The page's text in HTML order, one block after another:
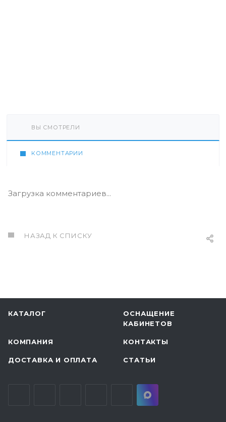
ВЫ СМОТРЕЛИ
КОММЕНТАРИИ
Загрузка комментариев...
НАЗАД К СПИСКУ
КАТАЛОГ
ОСНАЩЕНИЕ
КАБИНЕТОВ
КОМПАНИЯ КОНТАКТЫ
ДОСТАВКА И ОПЛАТА СТАТЬИ